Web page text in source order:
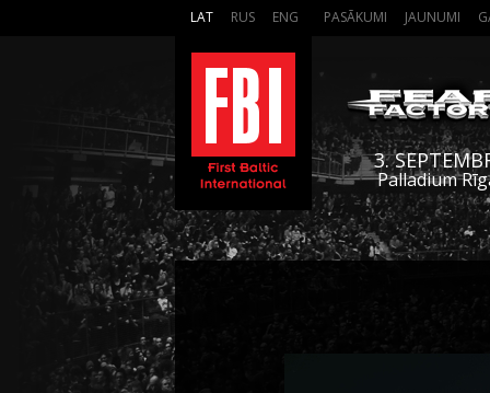
LAT RUS ENG PASĀKUMI JAUNUMI
3.
Palladium